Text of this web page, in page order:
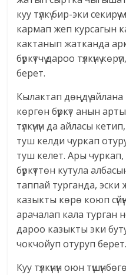
куу түлкү бир-эки
кармап жеп курсагын
кактанып жатканда
бүркүтчү дароо түлкүнү
берет.
Кылактап дөңдү айлана
көргөн бүркүт анын
түлкүнүн да айласы
туш келди чуркап
туш келет. Ары
бүркүттөн кутула
таппай турганда, эски
казыкты көрө коюп
арачалап кала турган
дароо казыкты эки
чокчойуп отуруп берет.
Куу түлкүнүн оюн